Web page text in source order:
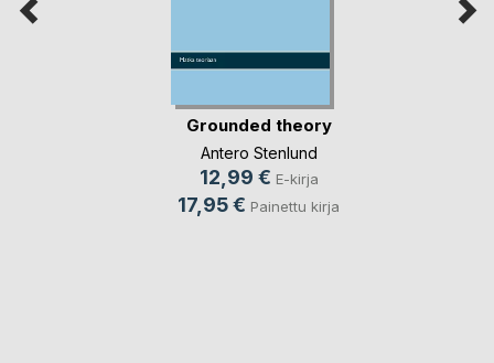
Grounded theory
Antero Stenlund
12,99 € E-kirja
17,95 € Painettu kirja